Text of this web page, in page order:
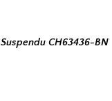
Suspendu CH63436-BN